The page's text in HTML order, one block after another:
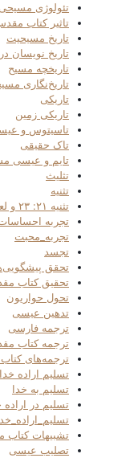
تئولوژی مسیحی
تاثیر کتاب
تاریخ مسیحیت
تاریخ نویسان
تاریخچه مسیح
تاریخ‌نگاری
تاریکی
تاریکی زمین
تاسیتوس و
تاک حقیقی
تایم و عیسی
تثلیث
تثنیه
تثنیه ۲۱: ۲۳ و لعنت صلیب
تجربه
تجربه_محبت
تجسد
تحقق
تحقیق کتاب
تحول حواریون
تدهین عیسی
ترجمه فارسی
ترجمه کتاب
ترجمه‌های
تسلیم اراده خدا
تسلیم به خدا
تسلیم در اراده
تشبیهات
تصلیب عیسی